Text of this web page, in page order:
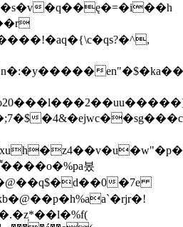
�q��ę�=�i��h
봈
�@��q$�d��0�7e